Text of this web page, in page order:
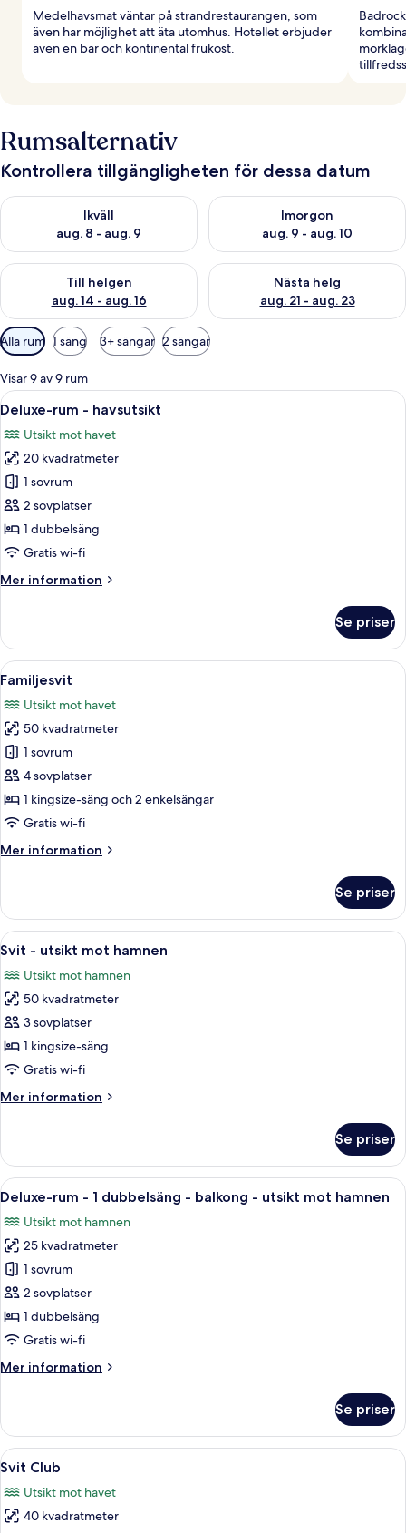
Medelhavsmat väntar på strandrestaurangen, som
även har möjlighet att äta utomhus. Hotellet erbjuder
även en bar och kontinental frukost.
Rumsalternativ
Kontrollera tillgängligheten för dessa datum
Ikväll
aug. 8 - aug. 9
Kontrollera tillgängligheten för ikväll aug. 8 - aug. 9
Imorgon
aug. 9 - aug. 10
Kontrollera tillgängligheten
Till helgen
aug. 14 - aug. 16
Kontrollera tillgängligheten för den här helgen aug. 14 - aug.
Nästa helg
aug. 21 - aug. 23
Kontrollera tillgängligheten
Tillgängliga
filter
för
rum
Alla rum 1 säng 3+ sängar 2 sängar
Visar 9 av 9 rum
Öppna
alla
foton
för
Deluxe-
rum
-
havsutsikt
Ett hotellrum med en säng, ett
6
Deluxe-rum - havsutsikt
Utsikt mot havet
20 kvadratmeter
1 sovrum
2 sovplatser
1 dubbelsäng
Gratis wi-fi
Mer information
Mer
rum
havsutsikt
Se priser
Öppna
alla
foton
för
Familjesvit
En småbåtshamn med många
8
Familjesvit
Utsikt mot havet
50 kvadratmeter
1 sovrum
4 sovplatser
1 kingsize-säng och 2 enkelsängar
Gratis wi-fi
Mer information
Mer
Se priser
Öppna
alla
foton
för
Svit
-
utsikt
hamnen
Ett hotellrum med en stor säng, en
8
Svit - utsikt mot hamnen
Utsikt mot hamnen
50 kvadratmeter
3 sovplatser
1 kingsize-säng
Gratis wi-fi
Mer information
Mer
-
utsikt
mot
Se priser
Öppna
alla
foton
för
Deluxe-
rum
-
1
-
utsikt
mot
hamnen
Ett hotellrum med en stor säng,
6
Deluxe-rum - 1 dubbelsäng - balkong - utsikt mot hamnen
Utsikt mot hamnen
25 kvadratmeter
1 sovrum
2 sovplatser
1 dubbelsäng
Gratis wi-fi
Mer information
Mer
rum
1
-
balkong
Se priser
Öppna
alla
foton
för
En småbåtshamn med många
5
Svit Club
Utsikt mot havet
40 kvadratmeter